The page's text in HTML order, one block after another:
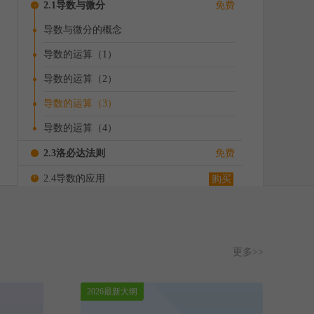
- 2.1导数与微分 免费
导数与微分的概念
导数的运算（1）
导数的运算（2）
导数的运算（3）
导数的运算（4）
2.3洛必达法则 免费
+ 2.4导数的应用 购买
免费更多>>
2026最新大纲